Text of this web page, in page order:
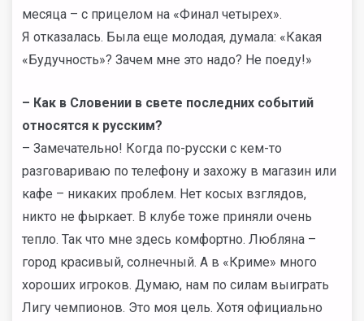
месяца – с прицелом на «Финал четырех».
Я отказалась. Была еще молодая, думала: «Какая
«Будучность»? Зачем мне это надо? Не поеду!»
– Как в Словении в свете последних событий
относятся к русским?
– Замечательно! Когда по-русски с кем-то
разговариваю по телефону и захожу в магазин или
кафе – никаких проблем. Нет косых взглядов,
никто не фыркает. В клубе тоже приняли очень
тепло. Так что мне здесь комфортно. Любляна –
город красивый, солнечный. А в «Криме» много
хороших игроков. Думаю, нам по силам выиграть
Лигу чемпионов. Это моя цель. Хотя официально